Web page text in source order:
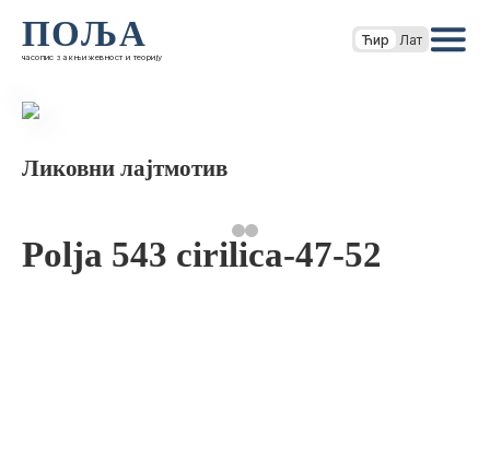
ПОЉА
часопис за књижевност и теорију
Ћир Лат
Ликовни лајтмотив
Polja 543 cirilica-47-52